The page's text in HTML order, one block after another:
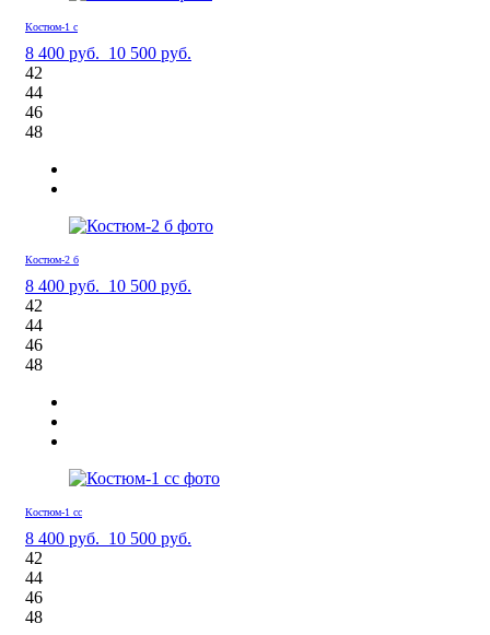
Костюм-1 с
8 400 руб. 10 500 руб.
42
44
46
48
Костюм-2 б
8 400 руб. 10 500 руб.
42
44
46
48
Костюм-1 сс
8 400 руб. 10 500 руб.
42
44
46
48